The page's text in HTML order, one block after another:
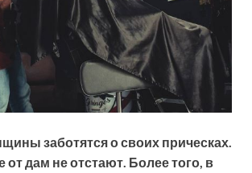
заботятся о своих прическах.
от дам неотстают. Более того, в